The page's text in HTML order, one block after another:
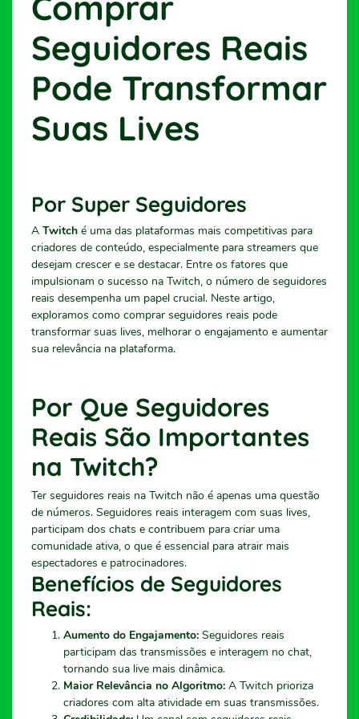
Seguidores Reais
Pode Transformar
Suas Lives
Por Super Seguidores
A Twitch é uma das plataformas mais competitivas para
criadores de conteúdo, especialmente para streamers que
desejam crescer e se destacar. Entre os fatores que
impulsionam o sucesso na Twitch, o número de seguidores
reais desempenha um papel crucial. Neste artigo,
exploramos como comprar seguidores reais pode
transformar suas lives, melhorar o engajamento e aumentar
sua relevância na plataforma.
Por Que Seguidores
Reais São Importantes
na Twitch?
Ter seguidores reais na Twitch não é apenas uma questão
de números. Seguidores reais interagem com suas lives,
participam dos chats e contribuem para criar uma
comunidade ativa, o que é essencial para atrair mais
espectadores e patrocinadores.
Benefícios de Seguidores
Reais:
Aumento do Engajamento: Seguidores reais
participam das transmissões e interagem no chat,
tornando sua live mais dinâmica.
Maior Relevância no Algoritmo: A Twitch prioriza
criadores com alta atividade em suas transmissões.